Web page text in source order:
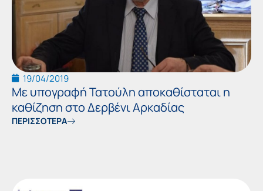
19/04/2019
Με υπογραφή Τατούλη αποκαθίσταται η
καθίζηση στο Δερβένι Αρκαδίας
ΠΕΡΙΣΣΟΤΕΡΑ